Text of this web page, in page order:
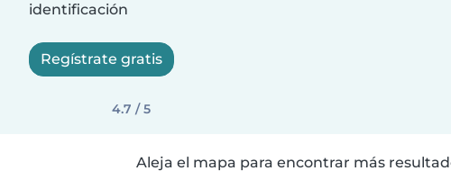
identificación
Regístrate gratis
4.7 / 5
Aleja el mapa para encontrar más